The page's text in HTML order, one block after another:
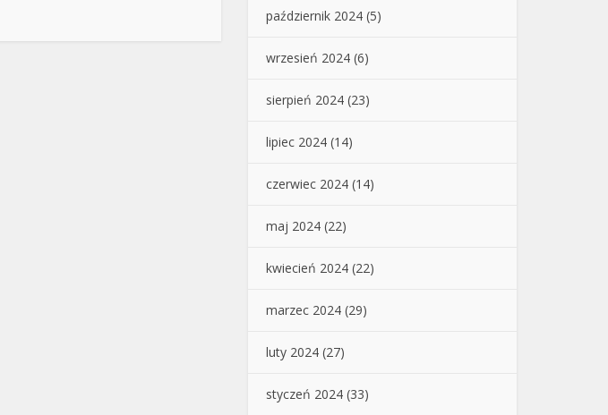
październik 2024 (5)
wrzesień 2024 (6)
sierpień 2024 (23)
lipiec 2024 (14)
czerwiec 2024 (14)
maj 2024 (22)
kwiecień 2024 (22)
marzec 2024 (29)
luty 2024 (27)
styczeń 2024 (33)